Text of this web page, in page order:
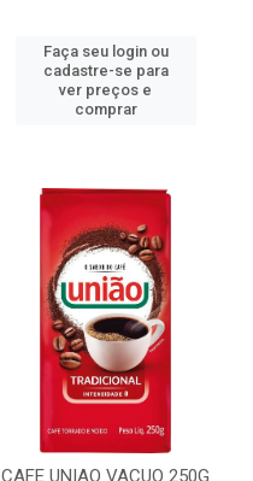
Faça seu login ou
cadastre-se para
ver preços e
comprar
CAFE UNIAO VACUO 250G